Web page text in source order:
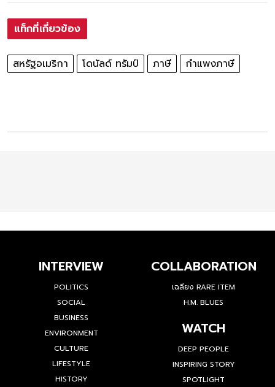
แท็กที่เกี่ยวข้อง
สหรัฐอเมริกา โดนัลด์ ทรัมป์ ภาษี กำแพงภาษี
INTERVIEW
POLITICS
SOCIAL
BUSINESS
ENVIRONMENT
CULTURE
LIFESTYLE
HISTORY
COLLABORATION
เฉลียง RARE ITEM
H.M. BLUES
WATCH
DEEP PEOPLE
INSPIRING STORY
SPOTLIGHT